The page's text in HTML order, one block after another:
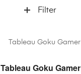
Filter
AJOUTER AU PANIER
Tableau Goku Gamer